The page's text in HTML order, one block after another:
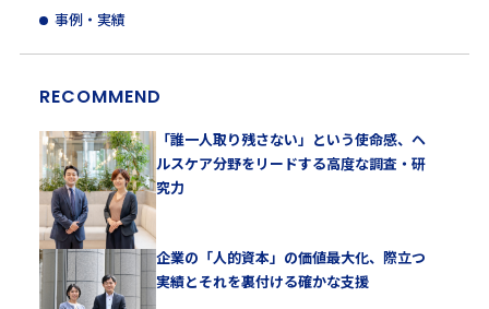
事例・実績
RECOMMEND
「誰一人取り残さない」という使命感、ヘ
ルスケア分野をリードする高度な調査・研
究力
企業の「人的資本」の価値最大化、際立つ
実績とそれを裏付ける確かな支援